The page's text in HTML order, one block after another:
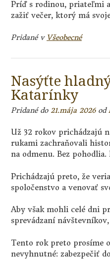
Príď s rodinou, priateľmi
zažiť večer, ktorý má
Pridané v Všeobecné
Nasýťte
Katarínky
Pridané do 21.mája 2026od
Už 32 rokov prichádzajú
rukami zachraňovali
na odmenu. Bez pohodlia.
Prichádzajú preto, že
spoločenstvo a venovať
Aby však mohli celé dni
sprevádzaní
Tento rok preto prosíme
nevyhnutné: zabezpečiť